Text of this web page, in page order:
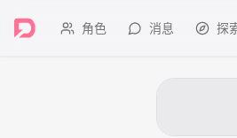
角色 消息 探